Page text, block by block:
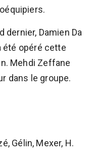
dernier, Damien Da
été opéré cette
Mehdi Zeffane
dans le groupe.
Gélin, Mexer, H.